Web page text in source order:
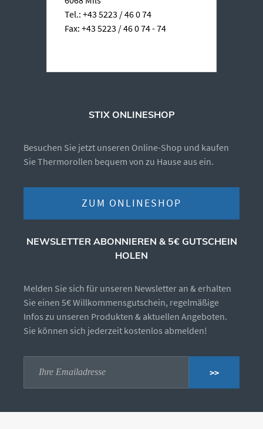
Tel.: +43 5223 / 46 0 74
Fax: +43 5223 / 46 0 74 - 74
STIX ONLINESHOP
Besuchen Sie jetzt unseren Online-Shop und kaufen
Sie Thermorollen bequem von zu Hause aus ein.
ZUM ONLINESHOP
NEWSLETTER ABONNIEREN & 5€ GUTSCHEIN
HOLEN
Melden Sie sich für unseren Newsletter an & erhalten
Sie einen 5€ Willkommensgutschein, regelmäßige
Infos zu unseren Produkten & aktuellen Angeboten.
Sie können sich jederzeit kostenlos abmelden!
>>